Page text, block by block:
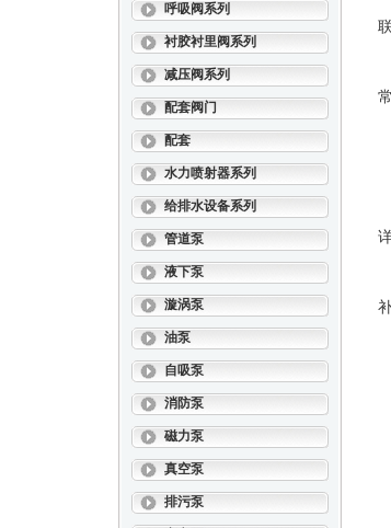
呼吸阀系列
衬胶衬里阀系列
减压阀系列
配套阀门
配套
水力喷射器系列
给排水设备系列
管道泵
液下泵
漩涡泵
油泵
自吸泵
消防泵
磁力泵
真空泵
排污泵